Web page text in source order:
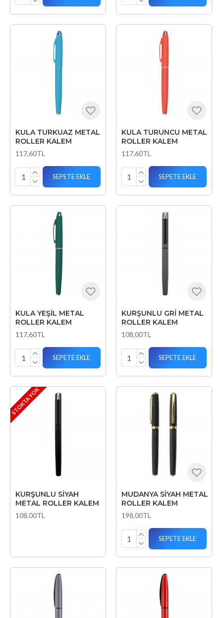
KULA TURKUAZ METAL
ROLLER KALEM
117,60TL
SEPETE EKLE
KULA TURUNCU METAL
ROLLER KALEM
117,60TL
SEPETE EKLE
KULA YEŞİL METAL
ROLLER KALEM
117,60TL
SEPETE EKLE
KURŞUNLU GRİ METAL
ROLLER KALEM
108,00TL
SEPETE EKLE
STOKTA YOK
KURŞUNLU SİYAH
METAL ROLLER KALEM
108,00TL
MUDANYA SİYAH METAL
ROLLER KALEM
198,00TL
SEPETE EKLE